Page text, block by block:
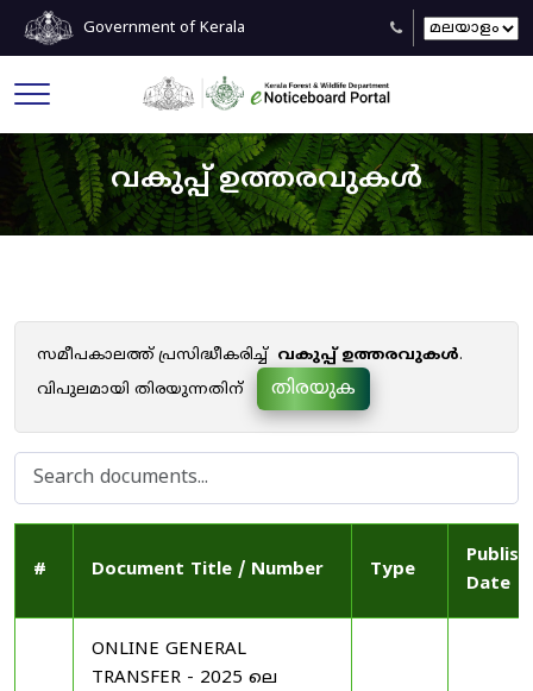
Government of Kerala
വകുപ്പ് ഉത്തരവുകൾ
സമീപകാലത്ത് പ്രസിദ്ധീകരിച്ച് വകുപ്പ് ഉത്തരവുകൾ.
വിപുലമായി തിരയുന്നതിന്
തിരയുക
# Document Title / Number Type
Date
ONLINE GENERAL
TRANSFER - 2025 ലെ